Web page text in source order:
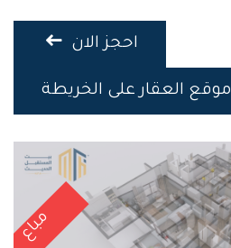
احجز الان
موقع العقار على الخريطة
مباع